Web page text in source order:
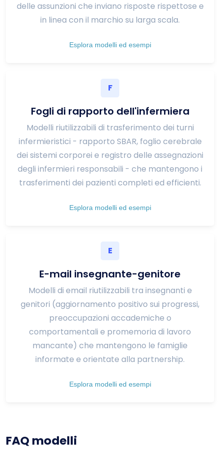
delle assunzioni che inviano risposte rispettose e
in linea con il marchio su larga scala.
Esplora modelli ed esempi
F
Fogli di rapporto dell'infermiera
Modelli riutilizzabili di trasferimento dei turni
infermieristici - rapporto SBAR, foglio cerebrale
dei sistemi corporei e registro delle assegnazioni
degli infermieri responsabili - che mantengono i
trasferimenti dei pazienti completi ed efficienti.
Esplora modelli ed esempi
E
E-mail insegnante-genitore
Modelli di email riutilizzabili tra insegnanti e
genitori (aggiornamento positivo sui progressi,
preoccupazioni accademiche o
comportamentali e promemoria di lavoro
mancante) che mantengono le famiglie
informate e orientate alla partnership.
Esplora modelli ed esempi
FAQ modelli